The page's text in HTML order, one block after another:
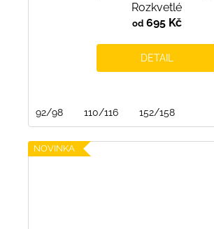
Rozkvetlé
od695 Kč
DETAIL
92/98 110/116 152/158
NOVINKA